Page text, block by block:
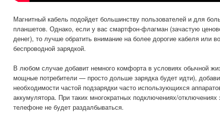
Магнитный кабель подойдет большинству пользователей и для
планшетов. Однако, если у вас смартфон-флагман (зачастую
денег), то лучше обратить внимание на более дорогие кабеля или
беспроводной зарядкой.
В любом случае добавит немного комфорта в условиях обычной
мощные потребители — просто дольше зарядка будет идти),
необходимости частой подзарядки часто использующихся
аккумулятора. При таких многократных подключениях/отключениях
телефоне не будет раздалбываться.